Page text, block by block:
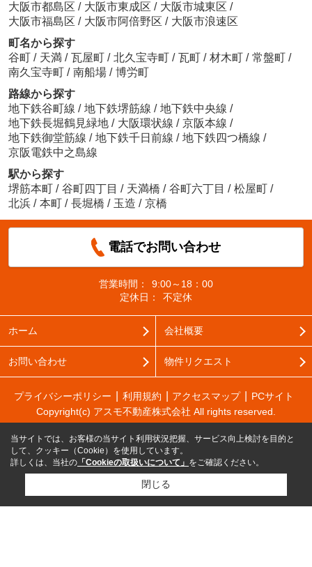
大阪市都島区 / 大阪市東成区 / 大阪市城東区 /
大阪市福島区 / 大阪市阿倍野区 / 大阪市浪速区
町名から探す
谷町 / 天満 / 瓦屋町 / 北久宝寺町 / 瓦町 / 材木町 / 常盤町 /
南久宝寺町 / 南船場 / 博労町
路線から探す
地下鉄谷町線 / 地下鉄堺筋線 / 地下鉄中央線 /
地下鉄長堀鶴見緑地 / 大阪環状線 / 京阪本線 /
地下鉄御堂筋線 / 地下鉄千日前線 / 地下鉄四つ橋線 /
京阪電鉄中之島線
駅から探す
堺筋本町 / 谷町四丁目 / 天満橋 / 谷町六丁目 / 松屋町 /
北浜 / 本町 / 長堀橋 / 玉造 / 京橋
電話でお問い合わせ
営業時間：
9:00～18：00
定休日：
不定休
ホーム 会社概要
お問い合わせ 物件リクエスト
プライバシーポリシー 利用規約 アクセスマップ
PCサイト
Copyright(c) アスモ不動産株式会社 All rights reserved.
当サイトでは、お客様の当サイト利用状況把握、サービス向上検討を目的と
して、クッキー（Cookie）を使用しています。
詳しくは、当社の 「Cookieの取扱いについて」 をご確認ください。
閉じる